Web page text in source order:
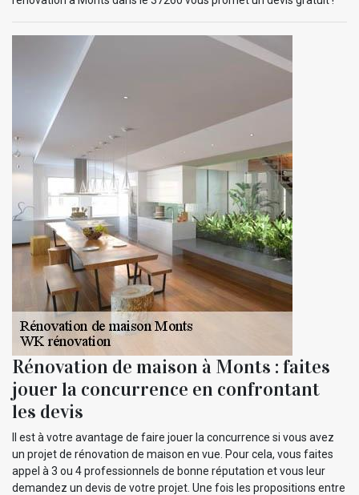
Rénovation de maison à Monts : faites
jouer la concurrence en confrontant
les devis
Il est à votre avantage de faire jouer la concurrence si vous avez
un projet de rénovation de maison en vue. Pour cela, vous faites
appel à 3 ou 4 professionnels de bonne réputation et vous leur
demandez un devis de votre projet. Une fois les propositions entre